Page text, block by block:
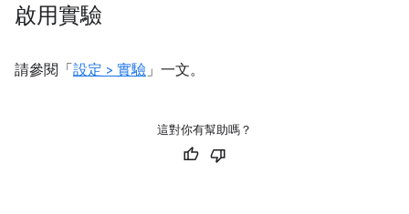
啟用實驗
請參閱「設定 > 實驗 」一文。
這對你有幫助嗎？